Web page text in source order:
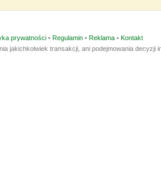
prywatności • Regulamin • Reklama • Kontakt
jakichkolwiek transakcji, ani podejmowania decyzji